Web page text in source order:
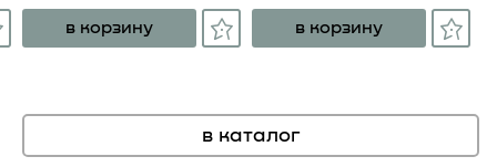
в корзину в корзину
в каталог